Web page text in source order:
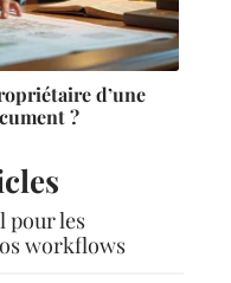
d’une
?
pour les
workflows